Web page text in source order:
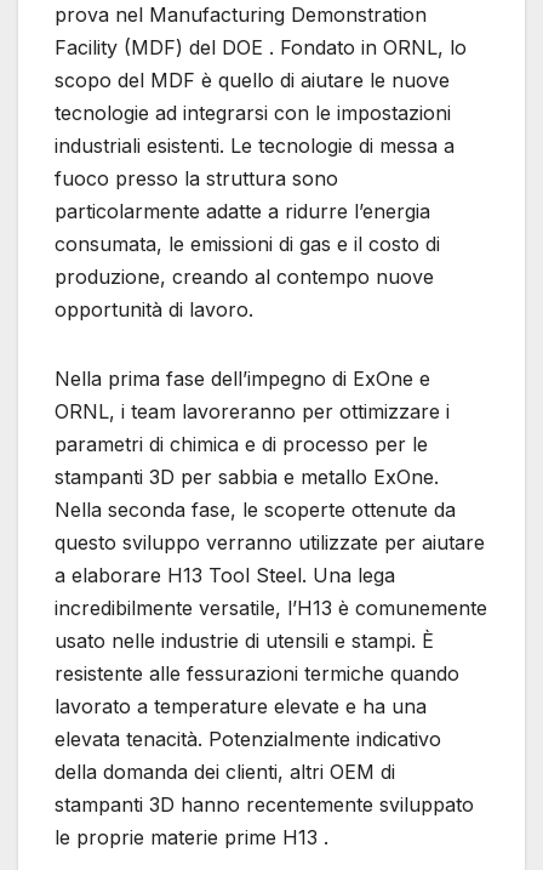
prova nel Manufacturing Demonstration
Facility (MDF) del DOE . Fondato in ORNL, lo
scopo del MDF è quello di aiutare le nuove
tecnologie ad integrarsi con le impostazioni
industriali esistenti. Le tecnologie di messa a
fuoco presso la struttura sono
particolarmente adatte a ridurre l’energia
consumata, le emissioni di gas e il costo di
produzione, creando al contempo nuove
opportunità di lavoro.
Nella prima fase dell’impegno di ExOne e
ORNL, i team lavoreranno per ottimizzare i
parametri di chimica e di processo per le
stampanti 3D per sabbia e metallo ExOne.
Nella seconda fase, le scoperte ottenute da
questo sviluppo verranno utilizzate per aiutare
a elaborare H13 Tool Steel. Una lega
incredibilmente versatile, l’H13 è comunemente
usato nelle industrie di utensili e stampi. È
resistente alle fessurazioni termiche quando
lavorato a temperature elevate e ha una
elevata tenacità. Potenzialmente indicativo
della domanda dei clienti, altri OEM di
stampanti 3D hanno recentemente sviluppato
le proprie materie prime H13 .